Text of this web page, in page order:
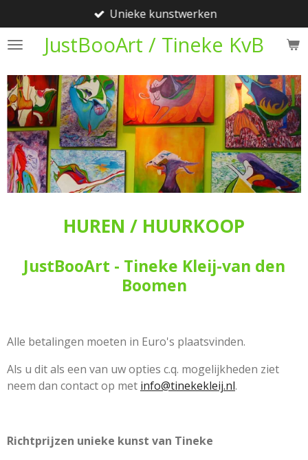
direct
naar
hoofdinhoud
JustBooArt / Tineke KvB
Unieke kunstwerken
HUREN / HUURKOOP
JustBooArt - Tineke Kleij-van den
Boomen
Alle betalingen moeten in Euro's plaatsvinden.
Als u dit als een van uw opties c.q. mogelijkheden ziet
neem dan contact op met info@tinekekleij.nl.
Richtprijzen unieke kunst van Tineke